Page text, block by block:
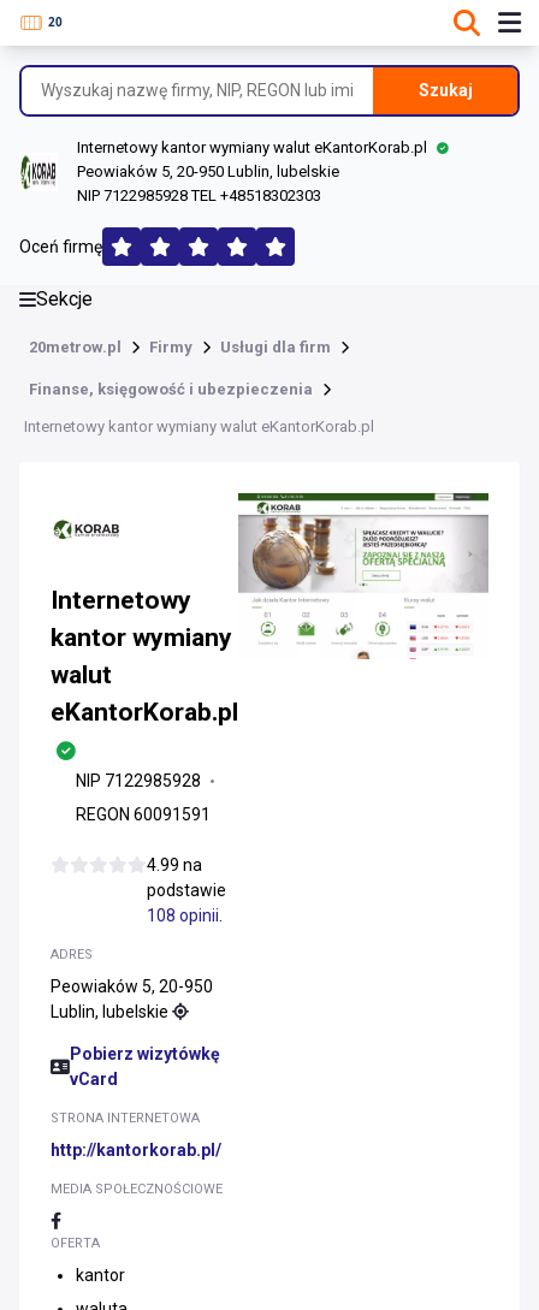
Szukaj
Internetowy kantor wymiany walut eKantorKorab.pl
Peowiaków 5, 20-950 Lublin, lubelskie
NIP 7122985928 TEL +48518302303
Oceń firmę
Sekcje
20metrow.pl Firmy Usługi dla firm
Finanse, księgowość i ubezpieczenia
Internetowy kantor wymiany walut eKantorKorab.pl
Informacje o firmie
Dane rejestrowe
Lokalizacje
Opinie (108)
Internetowy
kantor wymiany
walut
eKantorKorab.pl
NIP 7122985928
REGON 60091591
4.99 na
podstawie
108 opinii
ADRES
Peowiaków 5, 20-950
Lublin, lubelskie
Pobierz wizytówkę
vCard
STRONA INTERNETOWA
http://kantorkorab.pl/
MEDIA SPOŁECZNOŚCIOWE
OFERTA
kantor